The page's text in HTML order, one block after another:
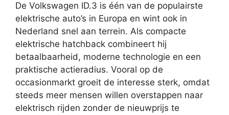
De Volkswagen ID.3 is één van de populairste
elektrische auto’s in Europa en wint ook in
Nederland snel aan terrein. Als compacte
elektrische hatchback combineert hij
betaalbaarheid, moderne technologie en een
praktische actieradius. Vooral op de
occasionmarkt groeit de interesse sterk, omdat
steeds meer mensen willen overstappen naar
elektrisch rijden zonder de nieuwprijs te